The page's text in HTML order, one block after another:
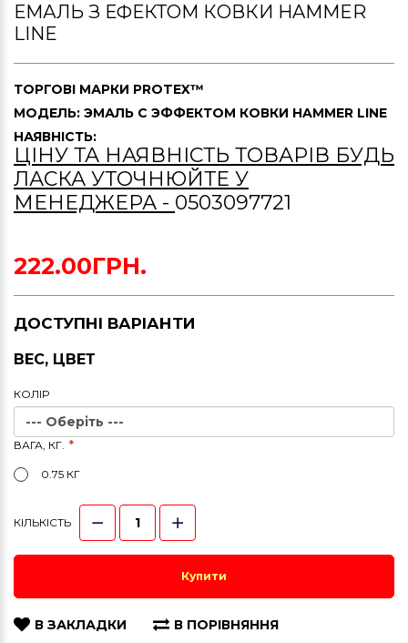
ЕМАЛЬ З ЕФЕКТОМ КОВКИ HAMMER
LINE
ТОРГОВІ МАРКИ PROTEX™
МОДЕЛЬ: ЭМАЛЬ С ЭФФЕКТОМ КОВКИ HAMMER LINE
НАЯВНІСТЬ:
ЦІНУ ТА НАЯВНІСТЬ ТОВАРІВ БУДЬ
ЛАСКА УТОЧНЮЙТЕ У
МЕНЕДЖЕРА - 0503097721
222.00ГРН.
ДОСТУПНІ ВАРІАНТИ
ВЕС, ЦВЕТ
КОЛIР
ВАГА, КГ.
0.75 КГ
КІЛЬКІСТЬ
Купити
В ЗАКЛАДКИ В ПОРІВНЯННЯ